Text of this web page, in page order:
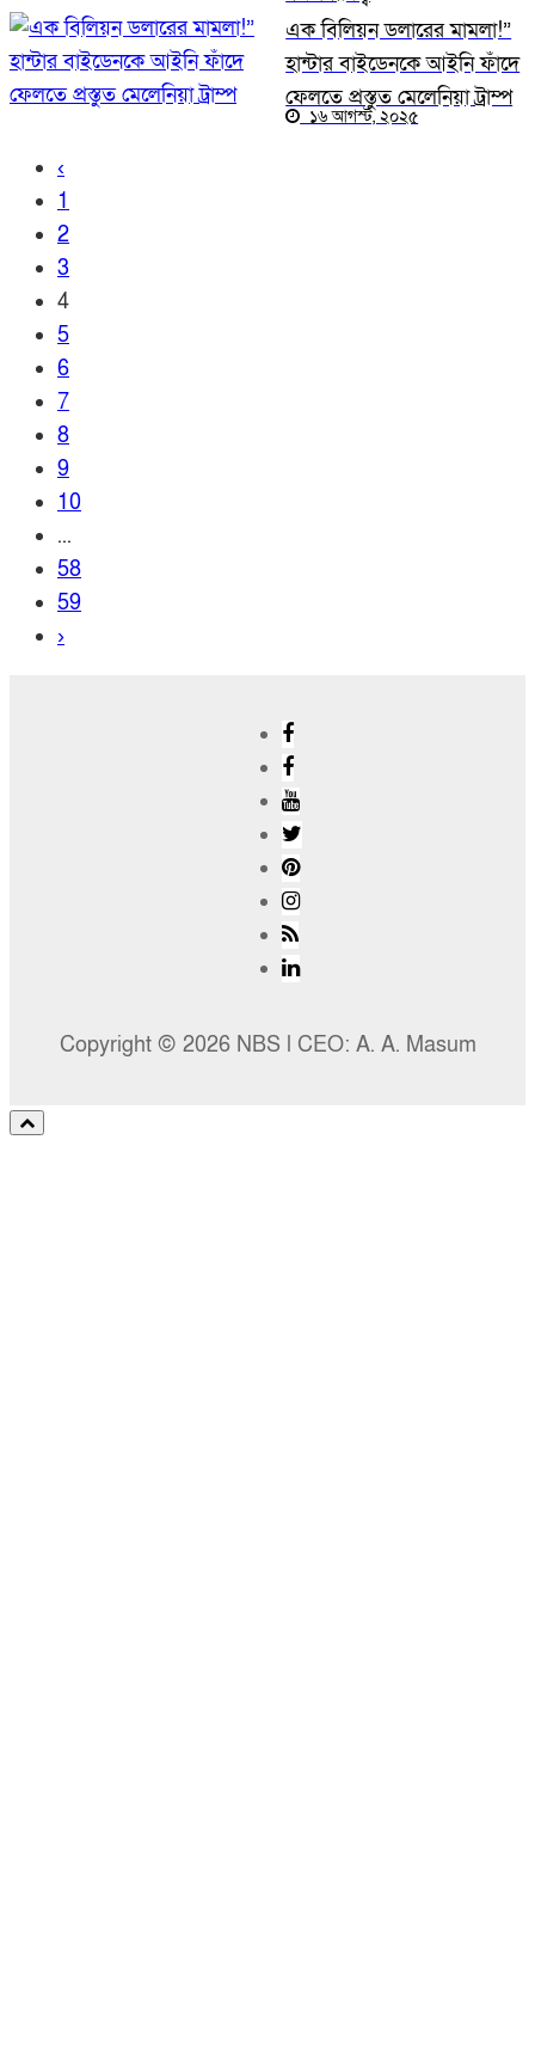
এক বিলিয়ন ডলারের মামলা!”
হান্টার বাইডেনকে আইনি ফাঁদে
ফেলতে প্রস্তুত মেলেনিয়া ট্রাম্প
১৬ আগস্ট, ২০২৫
‹
1
2
3
4
5
6
7
8
9
10
...
58
59
›
Copyright © 2026 NBS l CEO: A. A. Masum